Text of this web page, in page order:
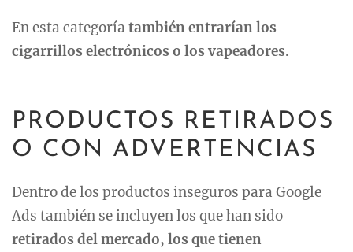
En esta categoría también entrarían los
cigarrillos electrónicos o los vapeadores.
PRODUCTOS RETIRADOS
O CON ADVERTENCIAS
Dentro de los productos inseguros para Google
Ads también se incluyen los que han sido
retirados del mercado, los que tienen